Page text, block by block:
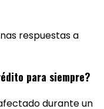
respuestas a
para siempre?
durante un